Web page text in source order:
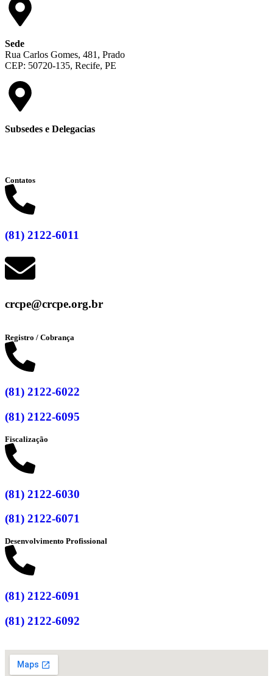
Sede
Rua Carlos Gomes, 481, Prado
CEP: 50720-135, Recife, PE
Subsedes e Delegacias
Contatos
(81) 2122-6011
crcpe@crcpe.org.br
Registro / Cobrança
(81) 2122-6022
(81) 2122-6095
Fiscalização
(81) 2122-6030
(81) 2122-6071
Desenvolvimento Profissional
(81) 2122-6091
(81) 2122-6092